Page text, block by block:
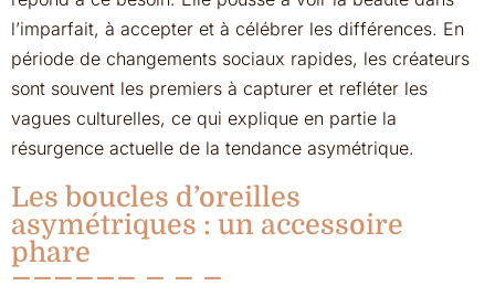
l’imparfait, à accepter et à célébrer les différences. En
période de changements sociaux rapides, les créateurs
sont souvent les premiers à capturer et refléter les
vagues culturelles, ce qui explique en partie la
résurgence actuelle de la tendance asymétrique.
Les boucles d’oreilles
asymétriques : un accessoire
phare